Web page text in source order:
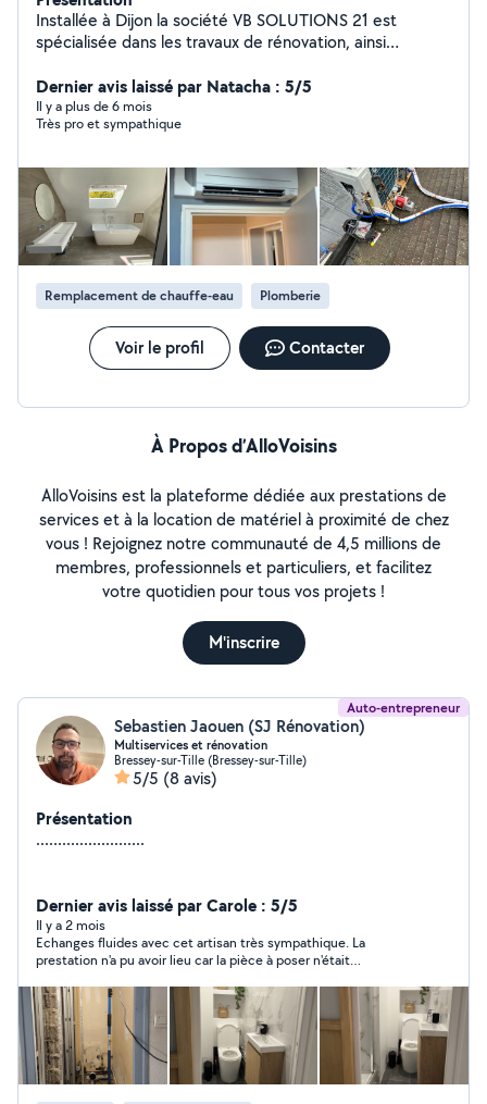
Installée à Dijon la société VB SOLUTIONS 21 est
spécialisée dans les travaux de rénovation, ainsi
de l'habitat. Nous intervenons principalement auprès
des particuliers à travers la région Bourgogne Franche-
Comté. Chez VB SOLUTIONS 21 nous proposons des
besoins, vos envies, dans les différentes projets,
accompagner les particuliers à toutes les étapes.
Dernier avis laissé par Natacha : 5/5
Il y a plus de 6 mois
Très pro et sympathique
Remplacement de chauffe-eau Plomberie
Voir le profil Contacter
À Propos d’AlloVoisins
AlloVoisins est la plateforme dédiée aux prestations de
services et à la location de matériel à proximité de chez
vous ! Rejoignez notre communauté de 4,5 millions de
membres, professionnels et particuliers, et facilitez
votre quotidien pour tous vos projets !
M'inscrire
Auto-entrepreneur
Sebastien Jaouen (SJ Rénovation)
Multiservices et rénovation
Bressey-sur-Tille (Bressey-sur-Tille)
5/5 (8 avis)
Présentation
.........................
Dernier avis laissé par Carole : 5/5
Il y a 2 mois
Echanges fluides avec cet artisan très sympathique. La
prestation n'a pu avoir lieu car la pièce à poser n'était